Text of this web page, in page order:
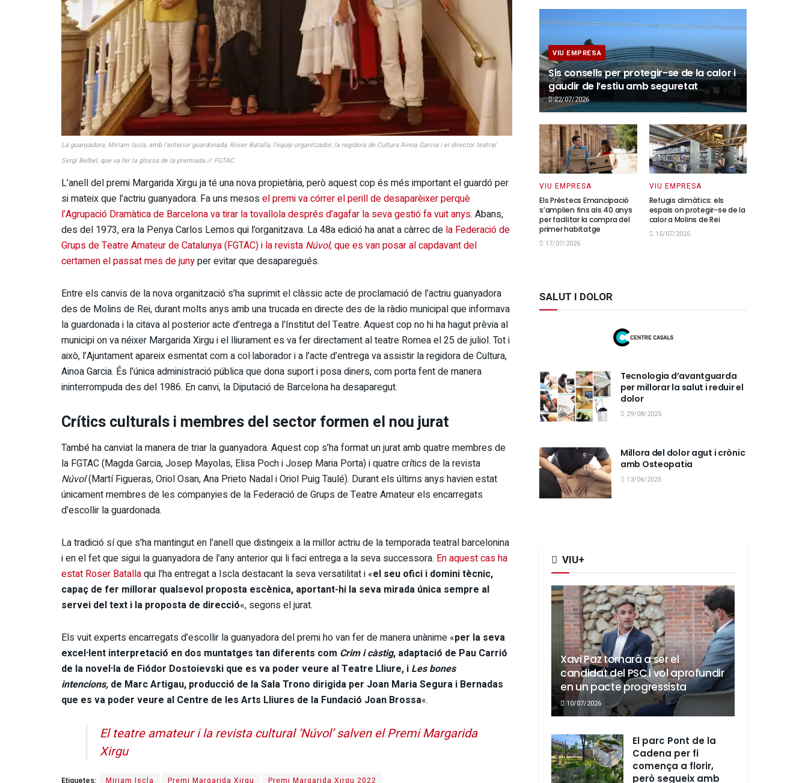
La guanyadora, Míriam Iscla, amb l’anterior guardonada, Roser Batalla, l’equip organitzador, la regidora de Cultura Ainoa Garcia i el director teatral
Sergi Belbel, que va fer la glossa de la premiada // FGTAC
L’anell del premi Margarida Xirgu ja té una nova propietària, però aquest cop és més important el guardó per
si mateix que l’actriu guanyadora. Fa uns mesosel premi va córrer el perill de desaparèixer perquè
l’Agrupació Dramàtica de Barcelona va tirar la tovallola després d’agafar la seva gestió fa vuit anys. Abans,
des del 1973, era la Penya Carlos Lemos qui l’organitzava. La 48a edició ha anat a càrrec de la Federació de
Grups de Teatre Amateur de Catalunya (FGTAC) i la revista Núvol, que es van posar al capdavant del
certamen el passat mes de junyper evitar que desaparegués.
Entre els canvis de la nova organització s’ha suprimit el clàssic acte de proclamació de l’actriu guanyadora
des de Molins de Rei, durant molts anys amb una trucada en directe des de la ràdio municipal que informava
la guardonada i la citava al posterior acte d’entrega a l’Institut del Teatre. Aquest cop no hi ha hagut prèvia al
municipi on va néixer Margarida Xirgu i el lliurament es va fer directament al teatre Romea el 25 de juliol. Tot i
això, l’Ajuntament apareix esmentat com a col·laborador i a l’acte d’entrega va assistir la regidora de Cultura,
Ainoa Garcia. És l’única administració pública que dona suport i posa diners, com porta fent de manera
ininterrompuda des del 1986. En canvi, la Diputació de Barcelona ha desaparegut.
Crítics culturals i membres del sector formen el nou jurat
També ha canviat la manera de triar la guanyadora. Aquest cop s’ha format un jurat amb quatre membres de
la FGTAC (Magda Garcia, Josep Mayolas, Elisa Poch i Josep Maria Porta) i quatre crítics de la revista
Núvol(Martí Figueras, Oriol Osan, Ana Prieto Nadal i Oriol Puig Taulé). Durant els últims anys havien estat
únicament membres de les companyies de la Federació de Grups de Teatre Amateur els encarregats
d’escollir la guardonada.
La tradició sí que s’ha mantingut en l’anell que distingeix a la millor actriu de la temporada teatral barcelonina
i en el fet que sigui la guanyadora de l’any anterior qui li faci entrega a la seva successora. En aquest cas ha
estat Roser Batallaqui l’ha entregat a Iscla destacant la seva versatilitat i «el seu ofici i domini tècnic,
capaç de fer millorar qualsevol proposta escènica, aportant-hi la seva mirada única sempre al
servei del text i la proposta de direcció«, segons el jurat.
Els vuit experts encarregats d’escollir la guanyadora del premi ho van fer de manera unànime «per la seva
excel·lent interpretació en dos muntatges tan diferents com Crim i càstig, adaptació de Pau Carrió
de la novel·la de Fiódor Dostoievski que es va poder veure al Teatre Lliure, i Les bones
intencions, de Marc Artigau, producció de la Sala Trono dirigida per Joan Maria Segura i Bernadas
que es va poder veure al Centre de les Arts Lliures de la Fundació Joan Brossa«.
El teatre amateur i la revista cultural ‘Núvol’ salven el Premi Margarida
Xirgu
Etiquetes: Miriam Iscla Premi Margarida Xirgu Premi Margarida Xirgu 2022
VIU EMPRESA
Sis consells per protegir-se de la calor i
gaudir de l’estiu amb seguretat
22/07/2026
VIU EMPRESA
Els Préstecs Emancipació
s’amplien fins als 40 anys
per facilitar la compra del
primer habitatge
17/07/2026
VIU EMPRESA
Refugis climàtics: els
espais on protegir-se de la
calor a Molins de Rei
15/07/2026
SALUT I DOLOR
Tecnologia d’avantguarda
per millorar la salut i reduir el
dolor
29/08/2025
Millora del dolor agut i crònic
amb Osteopatia
13/06/2025
VIU+
Xavi Paz tornarà a ser el
candidat del PSC i vol aprofundir
en un pacte progressista
10/07/2026
El parc Pont de la
Cadena per fi
comença a florir,
però segueix amb